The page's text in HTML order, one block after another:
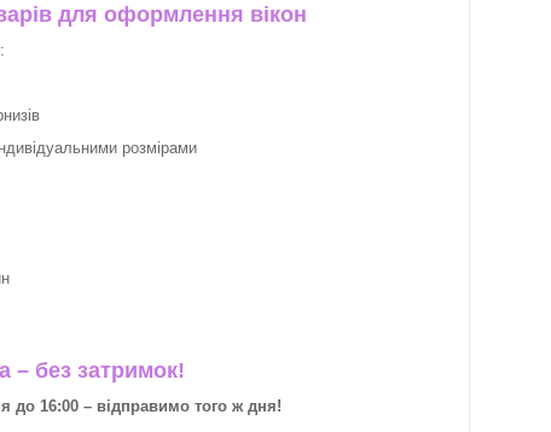
для оформлення вікон
розмірами
– без затримок!
16:00 – відправимо того ж дня!